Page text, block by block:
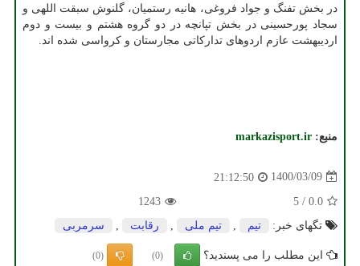
در بخش تفنگ و جواد فروغی، هانیه رستمیان، گلنوش سبقت اللهی و
سجاد پورحسینی در بخش تپانچه در دو گروه هشتم و بیست و دوم
اردیبهشت عازم اردوهای تدارکاتی مجارستان و کرواسی شده اند.
منبع: markazisport.ir
1400/03/09
21:12:50
0.0
/
5
1243
تگهای خبر:
تیم تیم ملی رقابت سرمربی
این مطلب را می پسندید؟ (0)
(0)